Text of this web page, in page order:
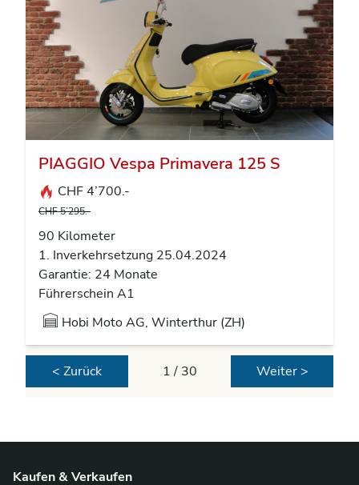
PIAGGIO Vespa Primavera 125 S
CHF 4’700.-
CHF 5’295.-
90 Kilometer
1. Inverkehrsetzung 25.04.2024
Garantie: 24 Monate
Führerschein A1
Hobi Moto AG, Winterthur (ZH)
< Zurück 1 / 30 Weiter >
Kaufen & Verkaufen